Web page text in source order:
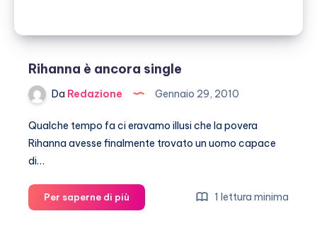
Rihanna è ancora single
Da Redazione Gennaio 29, 2010
Qualche tempo fa ci eravamo illusi che la povera
Rihanna avesse finalmente trovato un uomo capace
di…
Per saperne di più
è
1 lettura minima